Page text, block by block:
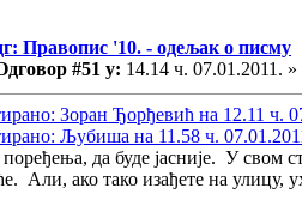
Правопис '10. - одељак о писму
#51 у: 14.14 ч. 07.01.2011. »
Зоран Ђорђевић на 12.11 ч.
Љубиша на 11.58 ч.
да буде јасније. У свом
Али, ако тако изађете на улицу,